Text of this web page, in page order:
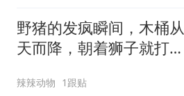
野猪的发疯瞬间，木桶从
天而降，朝着狮子就打去
辣辣动物 1跟贴